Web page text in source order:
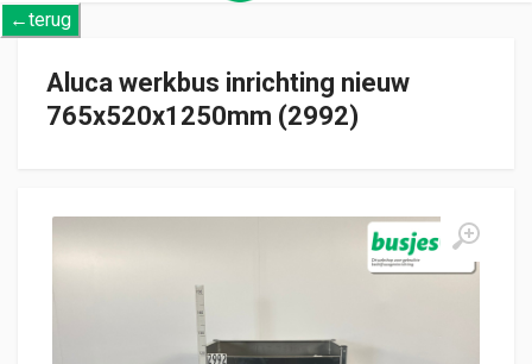
←terug
Aluca werkbus inrichting nieuw
765x520x1250mm (2992)